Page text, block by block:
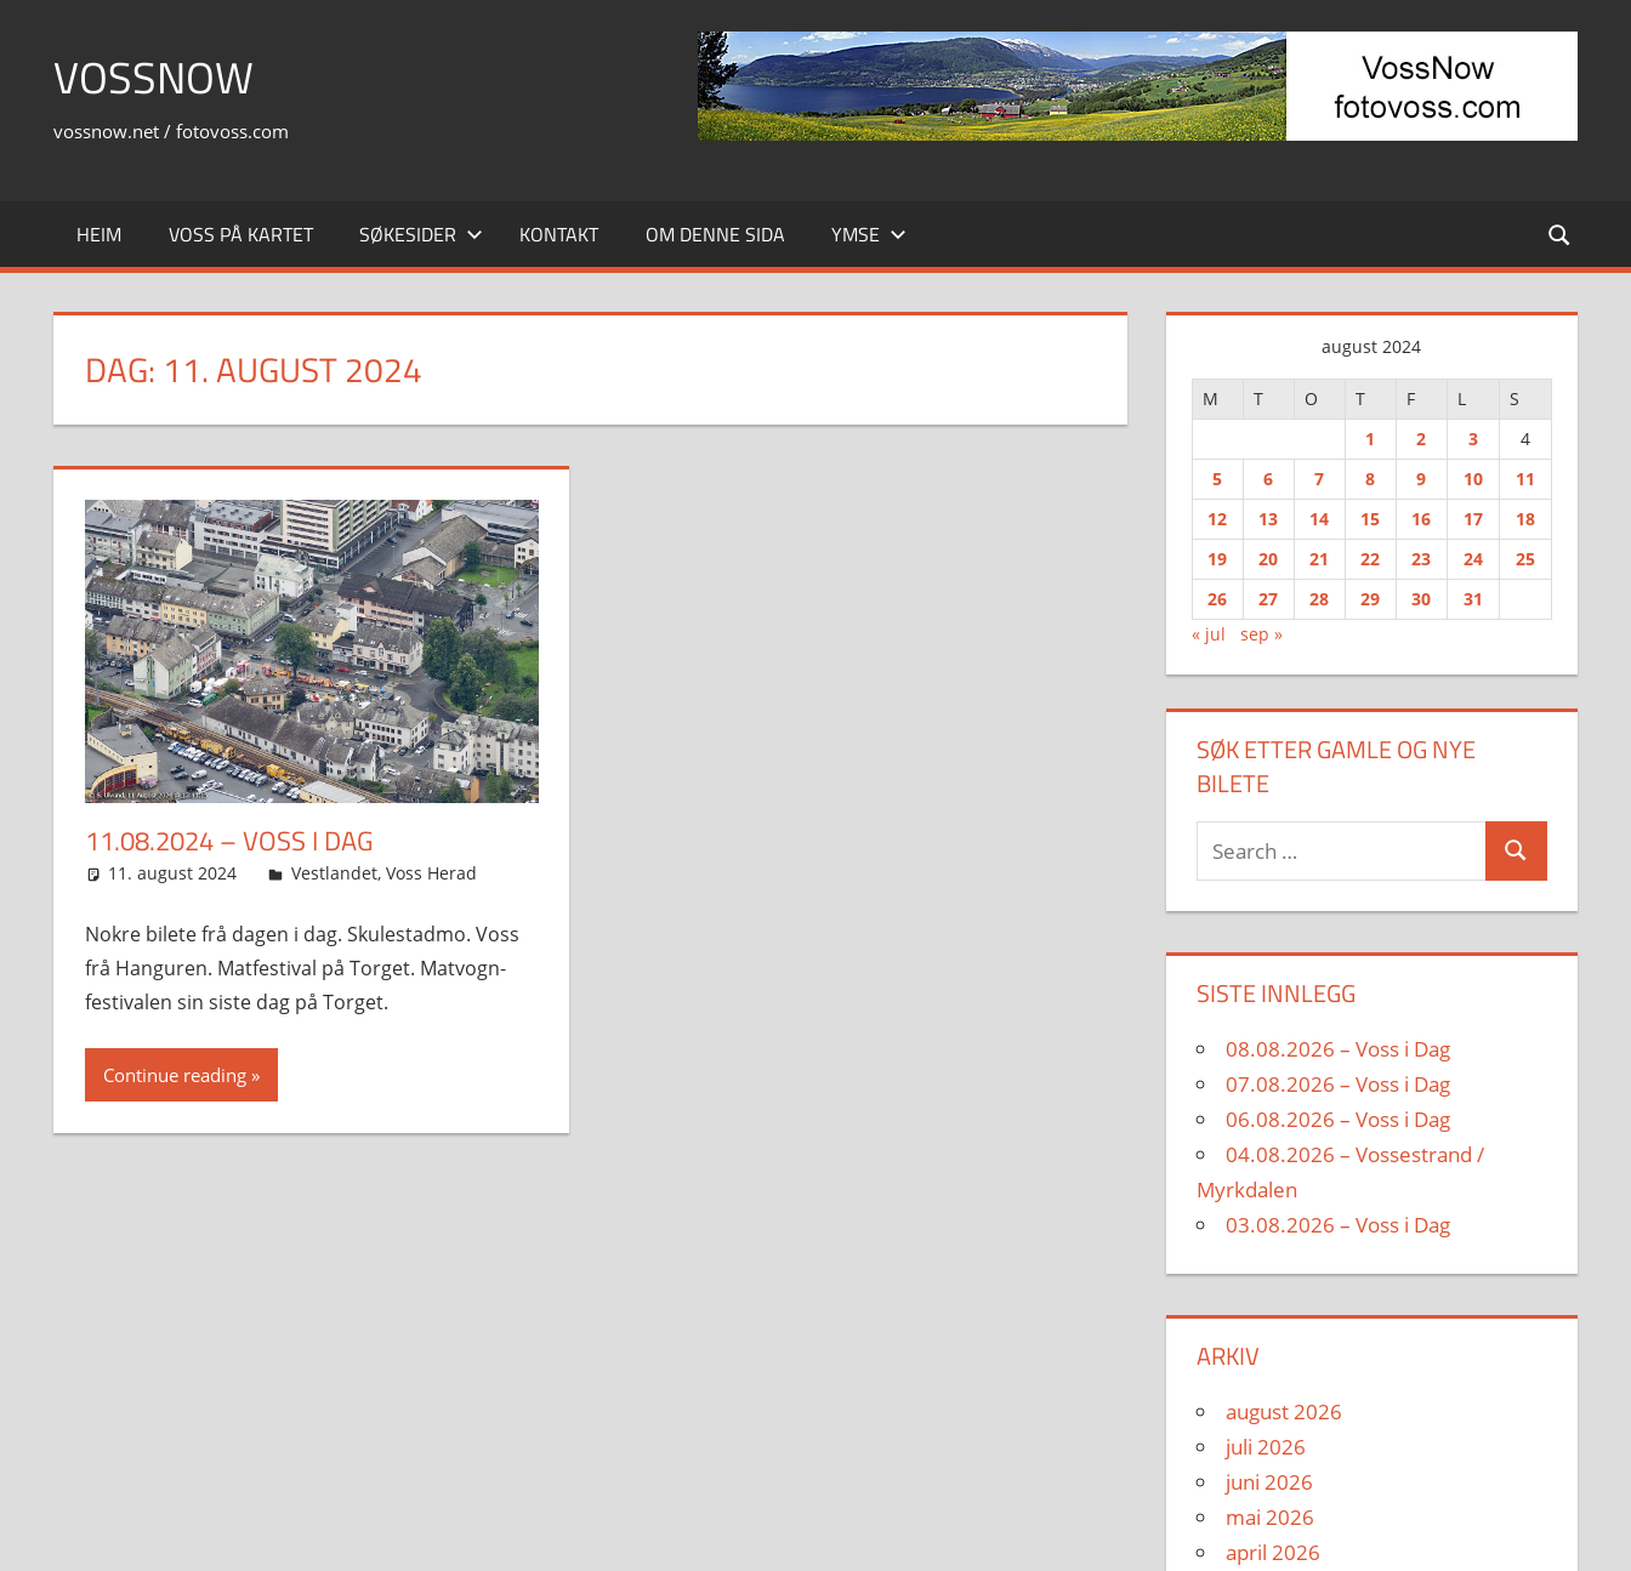
contentVOSSNOW
vossnow.net / fotovoss.com
HEIM VOSS PÅ KARTET SØKESIDER KONTAKT OM DENNE SIDA YMSE
DAG: 11. AUGUST 2024
11.08.2024 – VOSS I DAG
11. august 2024 Svein
Vestlandet, Voss Herad
Nokre bilete frå dagen i dag. Skulestadmo. Voss
frå Hanguren. Matfestival på Torget. Matvogn-
festivalen sin siste dag på Torget.
Continue reading
august 2024
M T O T F L
S
1
2 3
4
5
6 7 8 9 10
11
12
13 14 15 16 17
18
19
20 21 22 23 24
25
26
27 28 29 30
31
« jul
sep »
SØK ETTER GAMLE OG NYE
BILETE
Search
for:
Search
SISTE INNLEGG
08.08.2026 – Voss i Dag
07.08.2026 – Voss i Dag
06.08.2026 – Voss i Dag
04.08.2026 – Vossestrand /
Myrkdalen
03.08.2026 – Voss i Dag
ARKIV
august 2026
juli 2026
juni 2026
mai 2026
april 2026